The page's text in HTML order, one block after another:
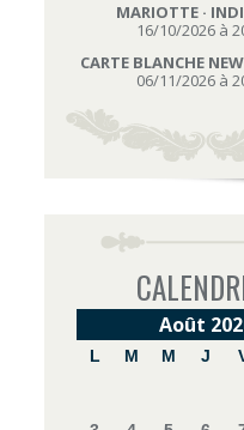
MARIOTTE ·
16/10/2026 à
CARTE BLANCHE
06/11/2026 à
Août
L M M J